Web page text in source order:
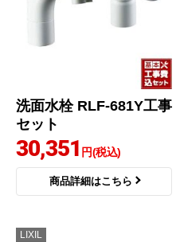
洗面水栓 RLF-681Y工事
セット
30,351 円(税込)
商品詳細はこちら
LIXIL